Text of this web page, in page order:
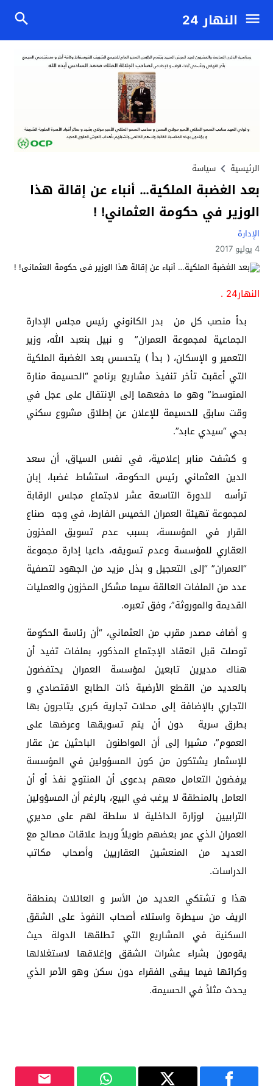
النهار 24
الرئيسية سياسة
بعد الغضبة الملكية… أنباء عن إقالة هذا
الوزير في حكومة العثماني! !
الإدارة
4 يوليو 2017
النهار24 .
بدأ منصب كل من بدر الكانوني رئيس مجلس الإدارة
الجماعية لمجموعة العمران” و نبيل بنعبد الله، وزير
التعمير و الإسكان، ( بدأ ) يتحسس بعد الغضبة الملكية
التي أعقبت تأخر تنفيذ مشاريع برنامج “الحسيمة منارة
المتوسط” وهو ما دفعهما إلى الإنتقال على عجل في
وقت سابق للحسيمة للإعلان عن إطلاق مشروع سكني
بحي “سيدي عابد”.
و كشفت منابر إعلامية، في نفس السياق، أن سعد
الدين العثماني رئيس الحكومة، استشاط غضبا، إبان
ترأسه للدورة التاسعة عشر لاجتماع مجلس الرقابة
لمجموعة تهيئة العمران الخميس الفارط، في وجه صناع
القرار في المؤسسة، بسبب عدم تسويق المخزون
العقاري للمؤسسة وعدم تسويقه، داعيا إدارة مجموعة
“العمران” “إلى التعجيل و بذل مزيد من الجهود لتصفية
عدد من الملفات العالقة سيما مشكل المخزون والعمليات
القديمة والموروثة”، وفق تعبره.
و أضاف مصدر مقرب من العثماني، “أن رئاسة الحكومة
توصلت قبل انعقاد الإجتماع المذكور، بملفات تفيد أن
هناك مديرين تابعين لمؤسسة العمران يحتفضون
بالعديد من القطع الأرضية ذات الطابع الاقتصادي و
التجاري بالإضافة إلى محلات تجارية كبرى يتاجرون بها
بطرق سرية دون أن يتم تسويقها وعرضها على
العموم”، مشيرا إلى أن المواطنون الباحثين عن عقار
للإسثمار يشتكون من كون المسؤولين في المؤسسة
يرفضون التعامل معهم بدعوى أن المنتوج نفذ أو أن
العامل بالمنطقة لا يرغب في البيع، بالرغم أن المسؤولين
الترابيين لوزارة الداخلية لا سلطة لهم على مديري
العمران الذي عمر بعضهم طويلاً وربط علاقات مصالح مع
العديد من المنعشين العقاريين وأصحاب مكاتب
الدراسات.
هذا و تشتكي العديد من الأسر و العائلات بمنطقة
الريف من سيطرة واستلاء أصحاب النفوذ على الشقق
السكنية في المشاريع التي تطلقها الدولة حيث
يقومون بشراء عشرات الشقق وإغلاقها لاستغلالها
وكرائها فيما يبقى الفقراء دون سكن وهو الأمر الذي
يحدث مثلاً في الحسيمة.